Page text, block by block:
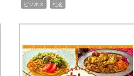
ビジネス 社会